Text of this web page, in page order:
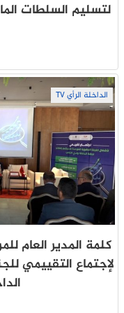
لتسليم السلطات
الداخلة الرأي TV
كلمة المدير العام
لإجتماع التقييمي